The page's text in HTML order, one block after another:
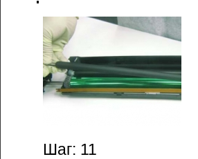
Шаг: 11